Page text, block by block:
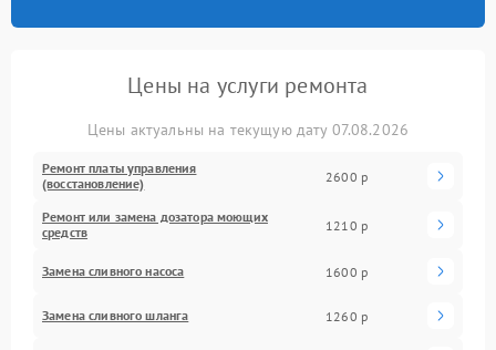
Цены на услуги ремонта
Цены актуальны на текущую дату 07.08.2026
Ремонт платы управления
(восстановление)
2600 р
Ремонт или замена дозатора моющих
средств
1210 р
Замена сливного насоса 1600 р
Замена сливного шланга 1260 р